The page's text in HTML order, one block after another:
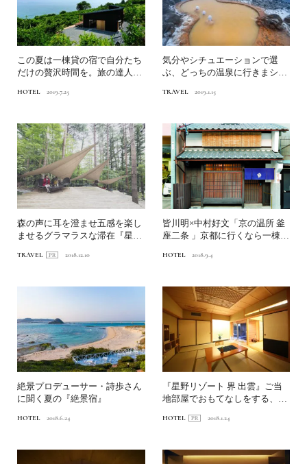
この夏は一棟貸の宿で自分たち
だけの贅沢時間を。旅の達人に
HOTEL 2019.7.25
気分やシチュエーションで選
ぶ、どっちの温泉に行きまショ
TRAVEL 2019.1.15
森の声に耳を澄ませ五感を楽し
ませるグラマラスな滞在『星の
TRAVEL 2018.12.10
皆川明×中村好文「京の温所 釜
座二条 」京都に行くなら一棟貸
HOTEL 2018.9.4
絶景プロデューサー・詩歩さん
に聞く夏の『絶景宿』
HOTEL 2018.6.24
『星野リゾート 界 出雲』ご当
地部屋でおもてなしをする、上
HOTEL 2018.1.24